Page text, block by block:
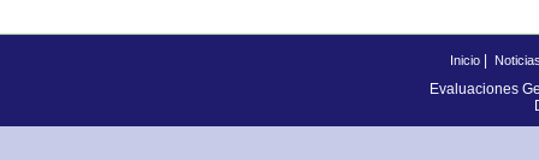
Inicio|
Evaluaciones